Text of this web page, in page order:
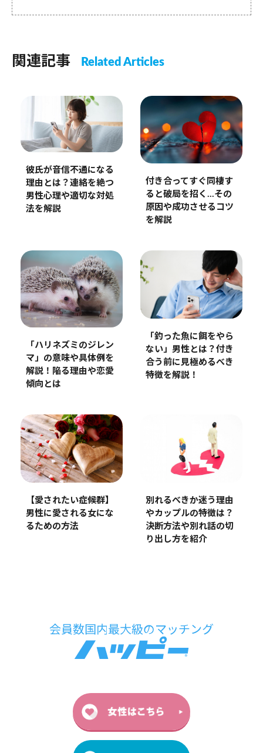
関連記事 Related Articles
彼氏が音信不通になる
理由とは？連絡を絶つ
男性心理や適切な対処
法を解説
付き合ってすぐ同棲す
ると破局を招く…その
原因や成功させるコツ
を解説
「ハリネズミのジレン
マ」の意味や具体例を
解説！陥る理由や恋愛
傾向とは
「釣った魚に餌をやら
ない」男性とは？付き
合う前に見極めるべき
特徴を解説！
【愛されたい症候群】
男性に愛される女にな
るための方法
別れるべきか迷う理由
やカップルの特徴は？
決断方法や別れ話の切
り出し方を紹介